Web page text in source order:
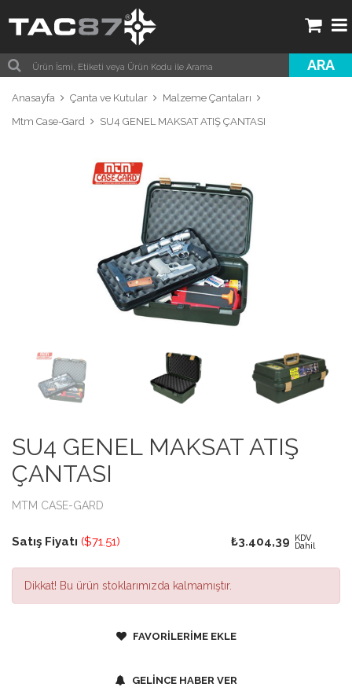
ARA
Anasayfa Çanta ve Kutular
Malzeme Çantaları
Mtm Case-Gard
SU4 GENEL MAKSAT ATIŞ ÇANTASI
SU4 GENEL MAKSAT ATIŞ
ÇANTASI
MTM CASE-GARD
Satış Fiyatı ($71.51) ₺3.404,39 KDV
Dahil
Dikkat! Bu ürün stoklarımızda kalmamıştır.
FAVORİLERİME EKLE
GELİNCE HABER VER